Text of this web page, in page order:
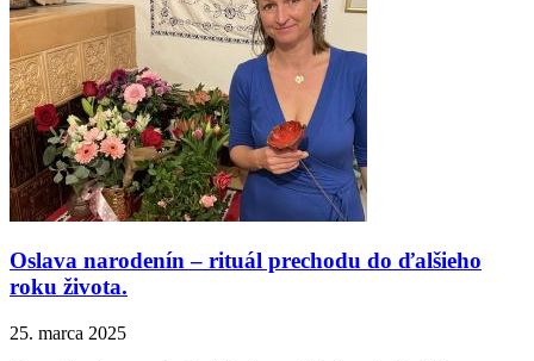
Oslava narodenín – rituál prechodu do ďalšieho
roku života.
25. marca 2025